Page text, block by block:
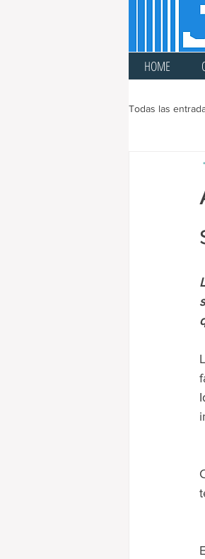
HOME
Todas las
Ingresos